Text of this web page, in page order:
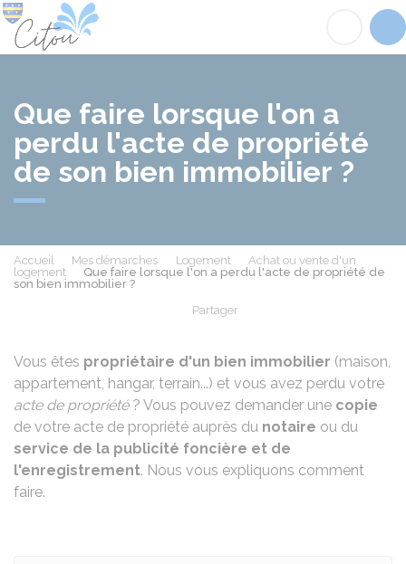
Que faire lorsque l'on a
perdu l'acte de propriété
de son bien immobilier ?
Accueil Mes démarches Logement
Achat ou vente d'un
logement
Que faire lorsque l'on a perdu l'acte de propriété de
son bien immobilier ?
Partager
Vous êtes propriétaire d'un bien immobilier (maison,
appartement, hangar, terrain...) et vous avez perdu votre
acte de propriété? Vous pouvez demander une copie
de votre acte de propriété auprès du notaire ou du
service de la publicité foncière et de
l'enregistrement. Nous vous expliquons comment
faire.